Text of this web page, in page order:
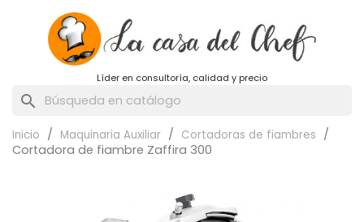
Líder en consultoría, calidad y precio
search
Inicio Maquinaria Auxiliar Cortadoras de fiambres
Cortadora de fiambre Zaffira 300